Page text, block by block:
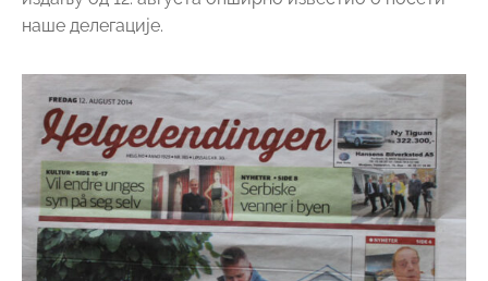
Пре опроштајне вечере са домаћинима, генерални
секретар је на састанку са члановима Управе
друштва пријатељства, Јим Нердалом, Франзиском
и Тронд Виком продискутовао детаље око 75.
годишњице доласка српских интернираца у
области око Вефсна, Коргена и Поларног круга, као